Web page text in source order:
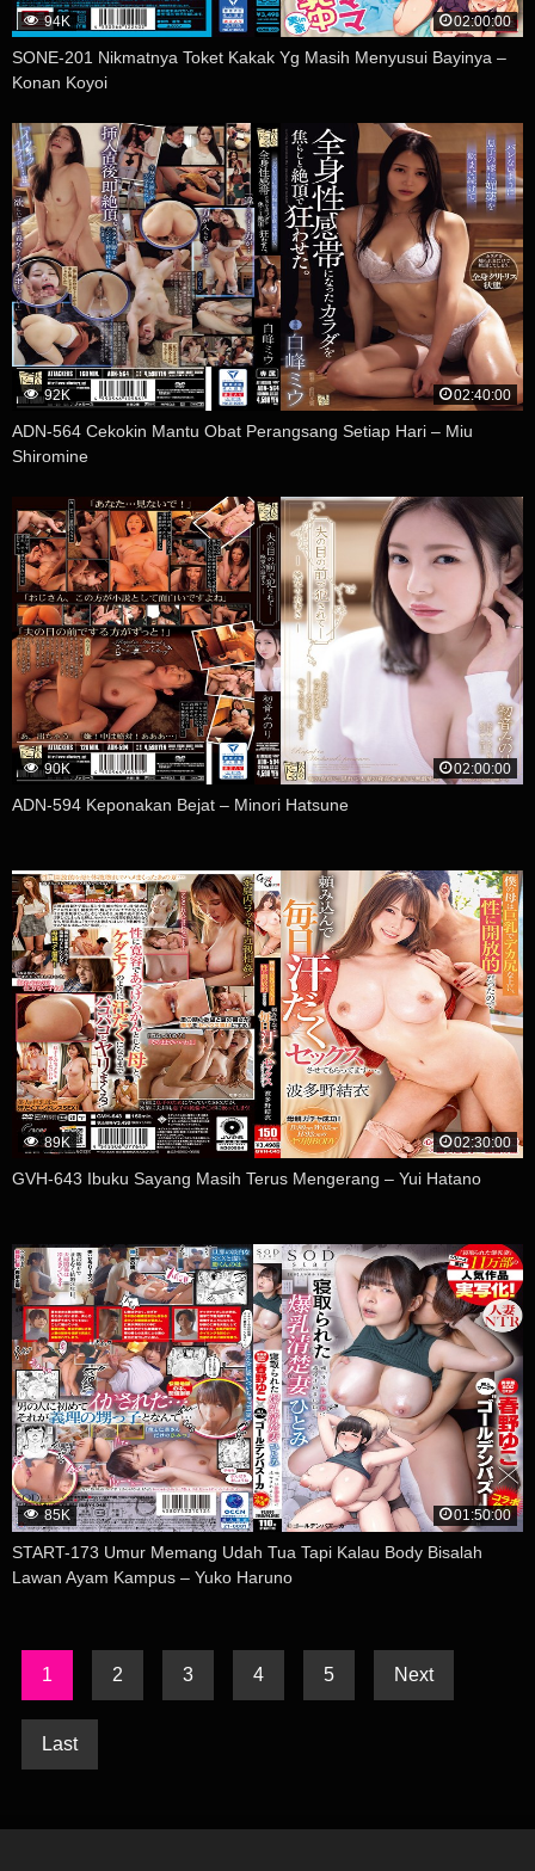
94K 02:00:00
SONE-201 Nikmatnya Toket Kakak Yg Masih Menyusui Bayinya –
Konan Koyoi
92K 02:40:00
ADN-564 Cekokin Mantu Obat Perangsang Setiap Hari – Miu
Shiromine
90K 02:00:00
ADN-594 Keponakan Bejat – Minori Hatsune
89K 02:30:00
GVH-643 Ibuku Sayang Masih Terus Mengerang – Yui Hatano
85K 01:50:00
START-173 Umur Memang Udah Tua Tapi Kalau Body Bisalah
Lawan Ayam Kampus – Yuko Haruno
1 2 3 4 5 Next
Last